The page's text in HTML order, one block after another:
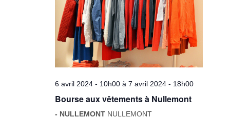
6 avril 2024 - 10h00 à7 avril 2024 - 18h00
Bourse aux vêtements à Nullemont
- NULLEMONT NULLEMONT